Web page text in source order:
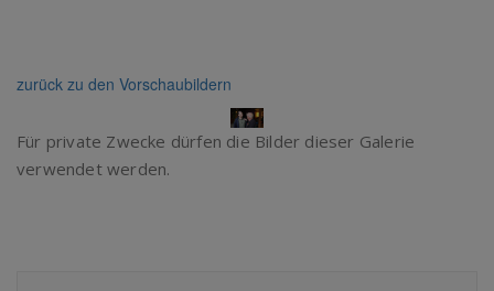
zurück zu den Vorschaubildern
Für private Zwecke dürfen die Bilder dieser Galerie
verwendet werden.